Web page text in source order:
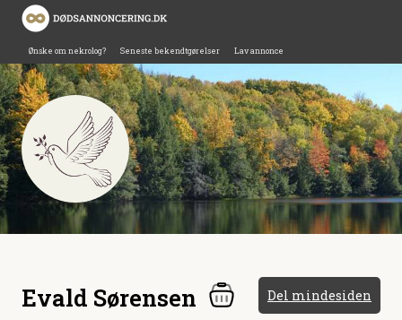
Ønske om nekrolog? Seneste bekendtgørelser Lav annonce
Evald Sørensen Del mindesiden